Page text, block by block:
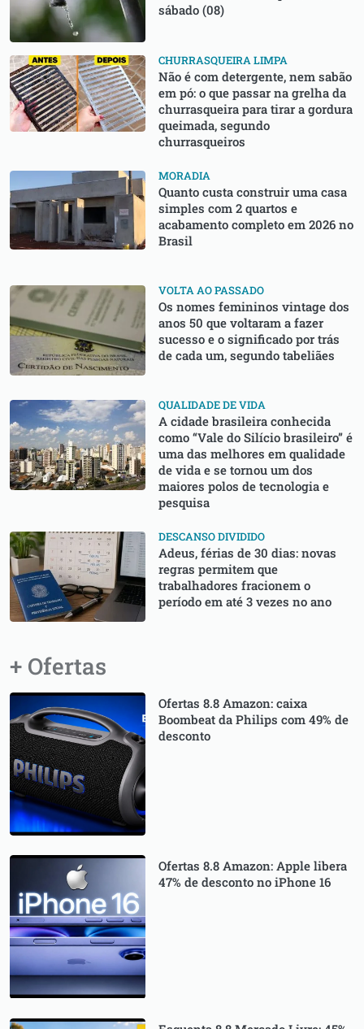
sábado (08)
CHURRASQUEIRA LIMPA
Não é com detergente, nem sabão
em pó: o que passar na grelha da
churrasqueira para tirar a gordura
queimada, segundo
churrasqueiros
MORADIA
Quanto custa construir uma casa
simples com 2 quartos e
acabamento completo em 2026 no
Brasil
VOLTA AO PASSADO
Os nomes femininos vintage dos
anos 50 que voltaram a fazer
sucesso e o significado por trás
de cada um, segundo tabeliães
QUALIDADE DE VIDA
A cidade brasileira conhecida
como “Vale do Silício brasileiro” é
uma das melhores em qualidade
de vida e se tornou um dos
maiores polos de tecnologia e
pesquisa
DESCANSO DIVIDIDO
⁠Adeus, férias de 30 dias: novas
regras permitem que
trabalhadores fracionem o
período em até 3 vezes no ano
+ Ofertas
Ofertas 8.8 Amazon: caixa
Boombeat da Philips com 49% de
desconto
Ofertas 8.8 Amazon: Apple libera
47% de desconto no iPhone 16